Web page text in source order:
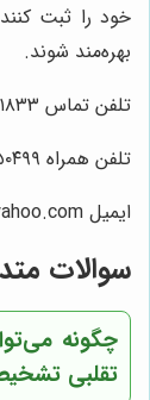
خود را ثبت
بهره‌مند شوند.
تلفن تماس ۰۲۱۵۵۷۸۱۸۳۳ - ۰۲۱۵۵۷۱۶۸۰۰
تلفن همراه ۰۹۱۲۱۰۵۰۴۹۹ فکس ۰۲۱۵۵۷۲۸۴۰۰
ایمیل saeed.davaran@yahoo.com
سوالات
چگونه
تقلبی